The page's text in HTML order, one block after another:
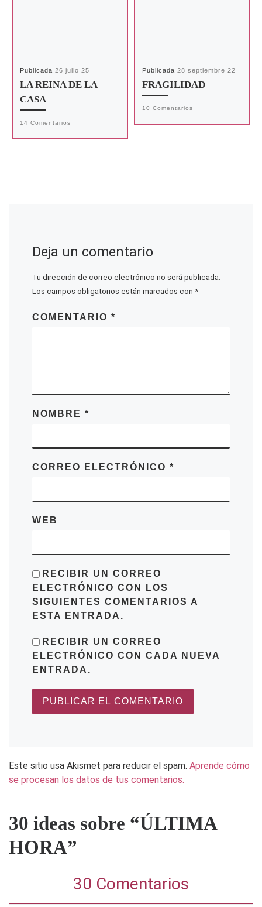
Publicada26 julio 25
LA REINA DE LA
CASA
14 Comentarios
Publicada28 septiembre 22
FRAGILIDAD
10 Comentarios
Deja un comentario
Tu dirección de correo electrónico no será publicada.
Los campos obligatorios están marcados con *
COMENTARIO *
NOMBRE *
CORREO ELECTRÓNICO *
WEB
RECIBIR UN CORREO
ELECTRÓNICO CON LOS
SIGUIENTES COMENTARIOS A
ESTA ENTRADA.
RECIBIR UN CORREO
ELECTRÓNICO CON CADA NUEVA
ENTRADA.
Este sitio usa Akismet para reducir el spam. Aprende cómo
se procesan los datos de tus comentarios.
30 ideas sobre “ÚLTIMA
HORA”
30 Comentarios